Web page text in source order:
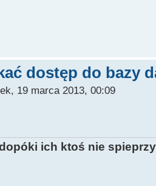
dostęp do bazy
19 marca 2013, 00:09
ich ktoś nie